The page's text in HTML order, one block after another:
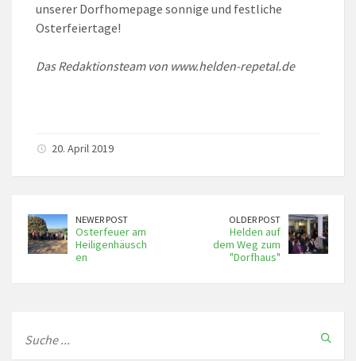
unserer Dorfhomepage sonnige und festliche
Osterfeiertage!
Das Redaktionsteam von www.helden-repetal.de
20. April 2019
NEWER POST
Osterfeuer am
Heiligenhäusch
en
OLDER POST
Helden auf
dem Weg zum
"Dorfhaus"